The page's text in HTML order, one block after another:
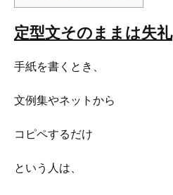
定型文そのままは失礼
手紙を書くとき、
文例集やネットから
コピペするだけ
という人は、